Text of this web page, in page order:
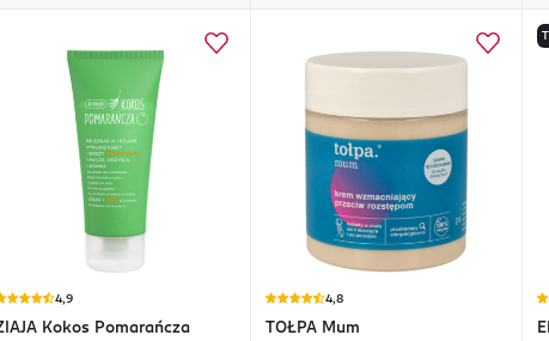
4,9
Kokos Pomarańcza
4,8
TOŁPA Mum